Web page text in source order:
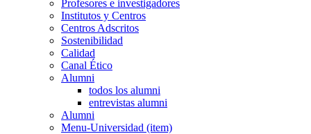
Profesores e investigadores
Institutos y Centros
Centros Adscritos
Sostenibilidad
Calidad
Canal Ético
Alumni
todos los alumni
entrevistas alumni
Alumni
Menu-Universidad (item)